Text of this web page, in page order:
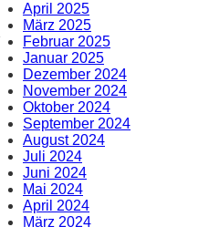
April 2025
März 2025
Februar 2025
Januar 2025
Dezember 2024
November 2024
Oktober 2024
September 2024
August 2024
Juli 2024
Juni 2024
Mai 2024
April 2024
März 2024